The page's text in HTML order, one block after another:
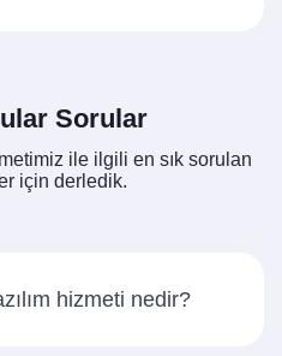
Sorular
ile ilgili en sık sorulan
için derledik.
hizmeti nedir?